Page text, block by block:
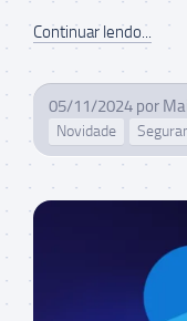
Continuar lendo...
05/11/2024 por
Novidade